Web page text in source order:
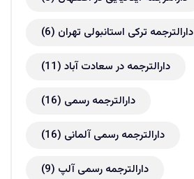
دارالترجمه ترکی استانبولی تهران (6)
دارالترجمه در سعادت آباد (11)
دارالترجمه رسمی (16)
دارالترجمه رسمی آلمانی (16)
دارالترجمه رسمی آلپ (9)